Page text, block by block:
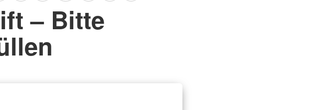
Gesundheit
Flugdienst
– Bitte